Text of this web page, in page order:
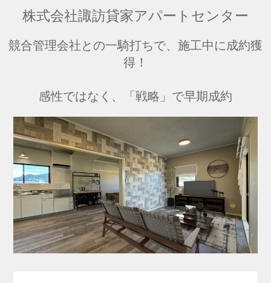
株式会社諏訪貸家アパートセンター
競合管理会社との一騎打ちで、施工中に成約獲
得！
感性ではなく、「戦略」で早期成約